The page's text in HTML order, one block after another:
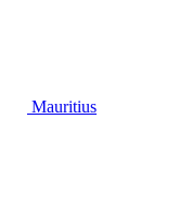
Mauritius